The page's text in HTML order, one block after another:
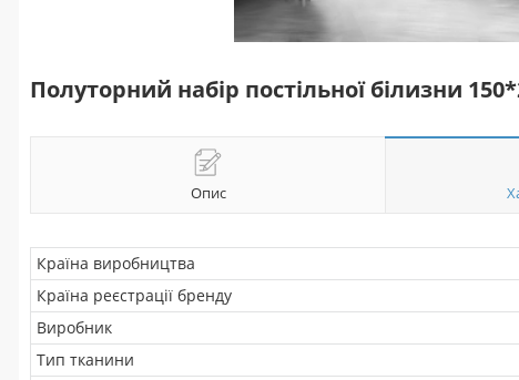
Полуторний набір постільної білизни
Опис
Країна виробництва
Країна реєстрації бренду
Виробник
Тип тканини